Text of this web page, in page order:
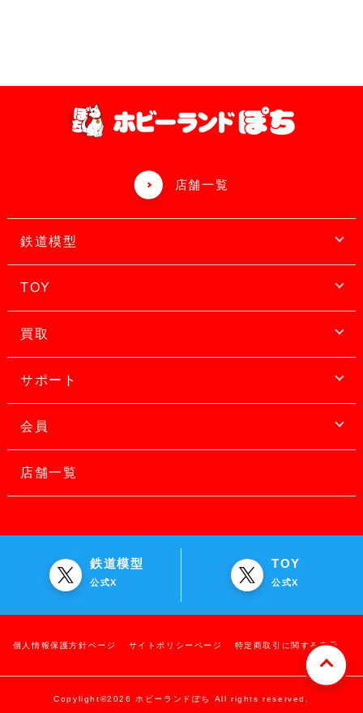
店舗一覧
鉄道模型
TOY
買取
サポート
会員
店舗一覧
鉄道模型
公式X
TOY
公式X
個人情報保護方針ページ サイトポリシーページ 特定商取引に関する表示
Copylight©2026 ホビーランドぽち All rights reserved.